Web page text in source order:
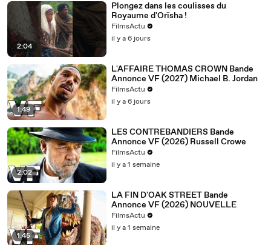
2:04
Plongez dans les coulisses du
Royaume d'Orïsha !
FilmsActu
il y a 6 jours
1:49
L'AFFAIRE THOMAS CROWN Bande
Annonce VF (2027) Michael B. Jordan
FilmsActu
il y a 6 jours
2:02
LES CONTREBANDIERS Bande
Annonce VF (2026) Russell Crowe
FilmsActu
il y a 1 semaine
1:45
LA FIN D'OAK STREET Bande
Annonce VF (2026) NOUVELLE
FilmsActu
il y a 1 semaine